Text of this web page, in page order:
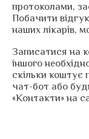
протоколами,
Побачити
наших лікарів,
Записатися на
іншого
скільки коштує
чат-бот або
«Контакти» на